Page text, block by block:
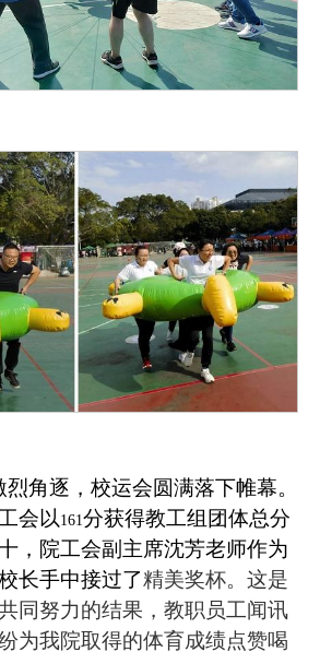
角逐，校运会圆满落下帷幕。
会以 161分获得教工组团体总分
，院工会副主席沈芳老师作为
长手中接过了精美奖杯。这是
同努力的结果，教职员工闻讯
为我院取得的体育成绩点赞喝